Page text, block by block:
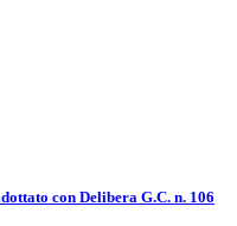
con Delibera G.C. n. 106